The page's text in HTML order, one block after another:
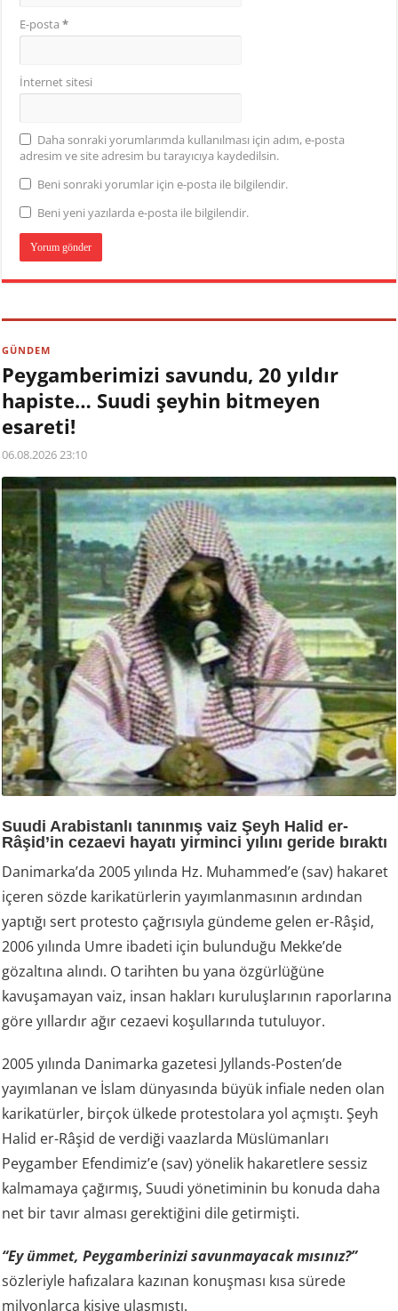
E-posta*
İnternet sitesi
Daha sonraki yorumlarımda kullanılması için adım, e-posta
adresim ve site adresim bu tarayıcıya kaydedilsin.
Beni sonraki yorumlar için e-posta ile bilgilendir.
Beni yeni yazılarda e-posta ile bilgilendir.
GÜNDEM
Peygamberimizi savundu, 20 yıldır
hapiste… Suudi şeyhin bitmeyen
esareti!
06.08.2026 23:10
Suudi Arabistanlı tanınmış vaiz Şeyh Halid er-
Râşid’in cezaevi hayatı yirminci yılını geride bıraktı
Danimarka’da 2005 yılında Hz. Muhammed’e (sav) hakaret
içeren sözde karikatürlerin yayımlanmasının ardından
yaptığı sert protesto çağrısıyla gündeme gelen er-Râşid,
2006 yılında Umre ibadeti için bulunduğu Mekke’de
gözaltına alındı. O tarihten bu yana özgürlüğüne
kavuşamayan vaiz, insan hakları kuruluşlarının raporlarına
göre yıllardır ağır cezaevi koşullarında tutuluyor.
2005 yılında Danimarka gazetesi Jyllands-Posten’de
yayımlanan ve İslam dünyasında büyük infiale neden olan
karikatürler, birçok ülkede protestolara yol açmıştı. Şeyh
Halid er-Râşid de verdiği vaazlarda Müslümanları
Peygamber Efendimiz’e (sav) yönelik hakaretlere sessiz
kalmamaya çağırmış, Suudi yönetiminin bu konuda daha
net bir tavır alması gerektiğini dile getirmişti.
“Ey ümmet, Peygamberinizi savunmayacak mısınız?”
sözleriyle hafızalara kazınan konuşması kısa sürede
milyonlarca kişiye ulaşmıştı.